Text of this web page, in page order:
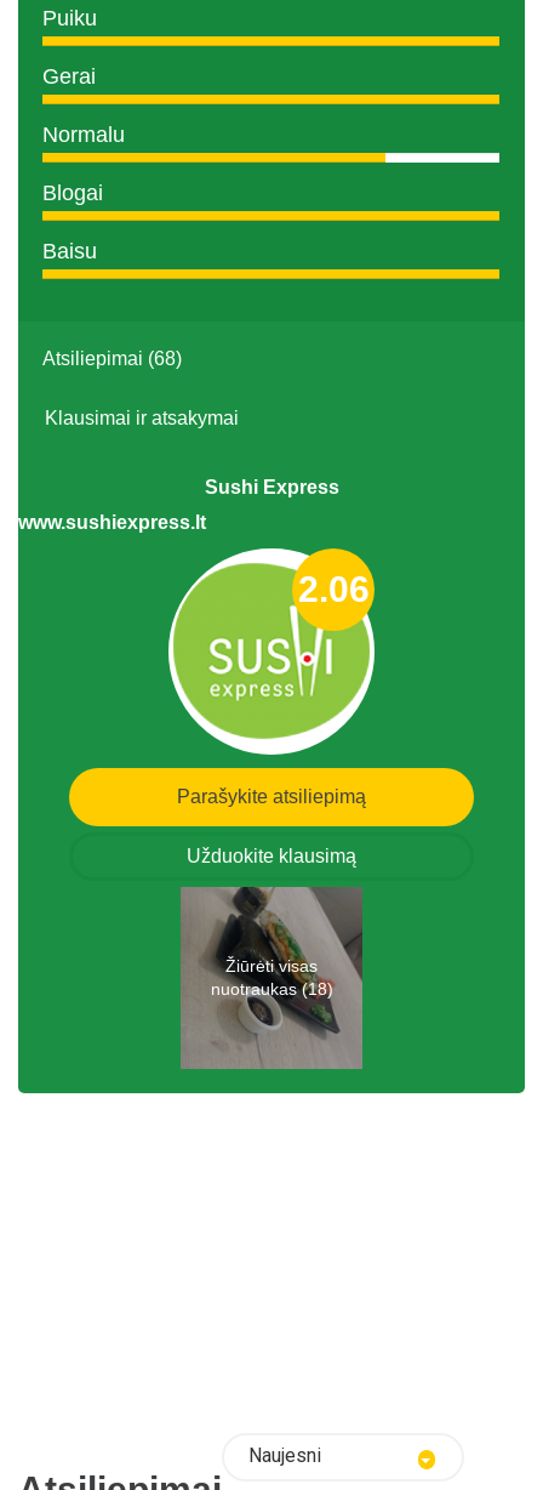
Puiku
Gerai
Normalu
Blogai
Baisu
Atsiliepimai (68)
Klausimai ir atsakymai
Sushi Express
www.sushiexpress.lt
2.06
Parašykite atsiliepimą
Užduokite klausimą
Žiūrėti visas
nuotraukas (18)
Naujesni